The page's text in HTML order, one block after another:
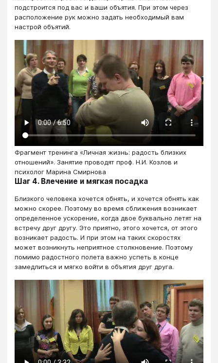
подстроится под вас и ваши объятия. При этом через
расположение рук можно задать необходимый вам
настрой объятий.
Фрагмент тренинга «Личная жизнь: радость близких
отношений». Занятие проводят проф. Н.И. Козлов и
психолог Марина Смирнова
Шаг 4. Влечение и мягкая посадка
Близкого человека хочется обнять, и хочется обнять как
можно скорее. Поэтому во время сближения возникает
определенное ускорение, когда двое буквально летят на
встречу друг другу. Это приятно, этого хочется, от этого
возникает радость. И при этом на таких скоростях
может возникнуть неприятное столкновение. Поэтому
помимо радостного полета важно успеть в конце
замедлиться и мягко войти в объятия друг друга.